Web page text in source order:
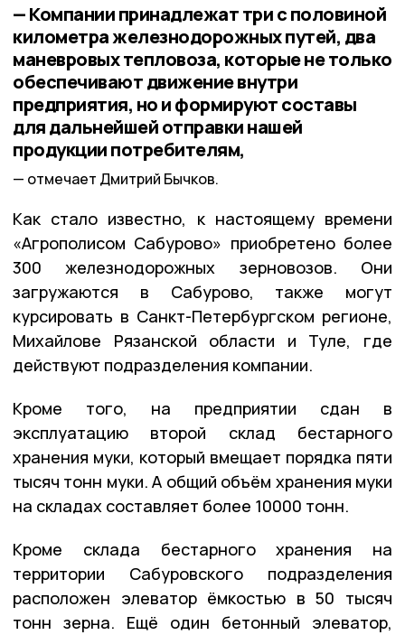
— Компании принадлежат три с половиной
километра железнодорожных путей, два
маневровых тепловоза, которые не только
обеспечивают движение внутри
предприятия, но и формируют составы
для дальнейшей отправки нашей
продукции потребителям,
отмечает Дмитрий Бычков.
Как стало известно, к настоящему времени
«Агрополисом Сабурово» приобретено более
300 железнодорожных зерновозов. Они
загружаются в Сабурово, также могут
курсировать в Санкт-Петербургском регионе,
Михайлове Рязанской области и Туле, где
действуют подразделения компании.
Кроме того, на предприятии сдан в
эксплуатацию второй склад бестарного
хранения муки, который вмещает порядка пяти
тысяч тонн муки. А общий объём хранения муки
на складах составляет более 10000 тонн.
Кроме склада бестарного хранения на
территории Сабуровского подразделения
расположен элеватор ёмкостью в 50 тысяч
тонн зерна. Ещё один бетонный элеватор,